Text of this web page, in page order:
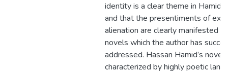
identity is a clear theme in
and that the presentiments of
alienation are clearly manifested
novels which the author has
addressed. Hassan Hamid’s
characterized by highly poetic